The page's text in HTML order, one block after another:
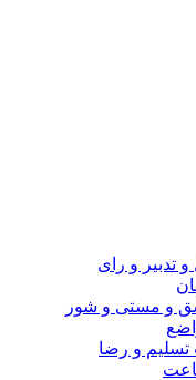
تدبیر و رای
و مستی و شور
تسلیم و رضا